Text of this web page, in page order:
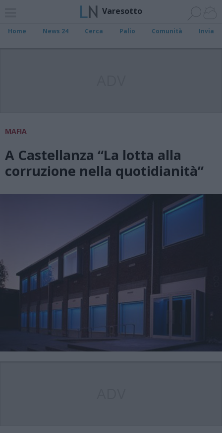
Varesotto
Home News 24 Cerca Palio Comunità Invia
MAFIA
A Castellanza “La lotta alla
corruzione nella quotidianità”